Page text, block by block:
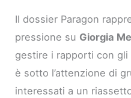
Il dossier Paragon
pressione su Giorgia
gestire i rapporti con gli
è sotto l’attenzione di
interessati a un